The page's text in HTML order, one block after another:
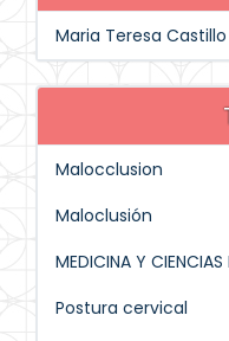
Maria Teresa Castillo
Malocclusion
Maloclusión
MEDICINA Y CIENCIAS
Postura cervical